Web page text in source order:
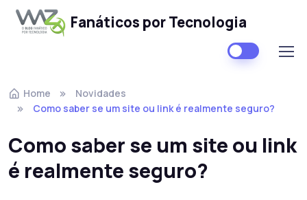
Fanáticos por Tecnologia
Home
Novidades
Como saber se um site ou link é realmente seguro?
Como saber se um site ou link
é realmente seguro?